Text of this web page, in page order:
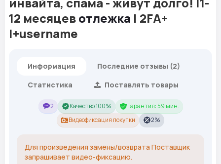
12 месяцевотлежка | 2FA+
|+username
Информация
Последние отзывы (2)
Статистика
Поставлять товары
2 Качество 100%
Гарантия: 59 мин.
Видеофиксация покупки
2%
Для произведения замены/возврата Поставщик
запрашивает видео-фиксацию.